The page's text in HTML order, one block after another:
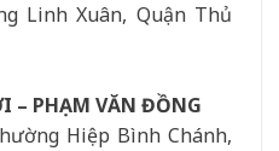
Linh Xuân, Quận Thủ
– PHẠM VĂN ĐỒNG
Hiệp Bình Chánh,